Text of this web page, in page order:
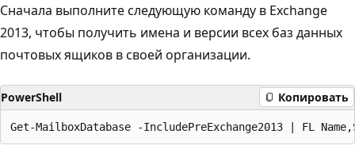
Сначала выполните следующую команду в Exchange
2013, чтобы получить имена и версии всех баз данных
почтовых ящиков в своей организации.
PowerShell Копировать